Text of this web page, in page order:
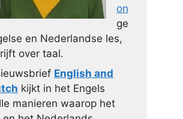
on
ge
en Nederlandse les,
over taal.
English and
kijkt in het Engels
manieren waarop het